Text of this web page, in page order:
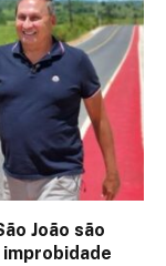
João são